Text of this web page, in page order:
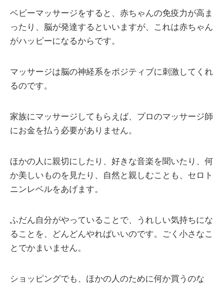
ベビーマッサージをすると、赤ちゃんの免疫力が高ま
ったり、脳が発達するといいますが、これは赤ちゃん
がハッピーになるからです。
マッサージは脳の神経系をポジティブに刺激してくれ
るのです。
家族にマッサージしてもらえば、プロのマッサージ師
にお金を払う必要がありません。
ほかの人に親切にしたり、好きな音楽を聞いたり、何
か美しいものを見たり、自然と親しむことも、セロト
ニンレベルをあげます。
ふだん自分がやっていることで、うれしい気持ちにな
ることを、どんどんやればいいのです。ごく小さなこ
とでかまいません。
ショッピングでも、ほかの人のために何か買うのな